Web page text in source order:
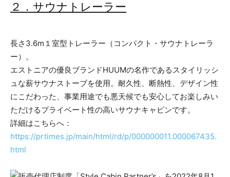
２．サウナトレーラー
長さ3.6m１室型トレーラー（コンパクト・サウナトレーラ
ー）。
エストニアの優良ブランドHUUMの名作であるスタイリッシ
ュな薪サウナストーブを使用。耐久性、断熱性、デザイン性
にこだわった、事業用途でも悪天候でも安心してお楽しみい
ただけるプライベート性の高いサウナキャビンです。
詳細はこちらへ：
https://prtimes.jp/main/html/rd/p/000000011.000067435.
html